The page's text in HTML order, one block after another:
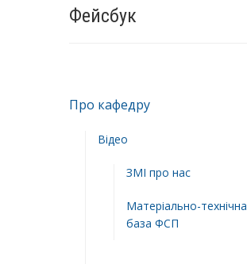
Фейсбук
Про кафедру
Відео
ЗМІ про нас
Матеріально-технічна
база ФСП